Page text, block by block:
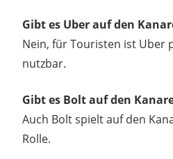
Gibt es Uber auf den
Nein, für Touristen ist Uber
nutzbar.
Gibt es Bolt auf den
Auch Bolt spielt auf den
Rolle.